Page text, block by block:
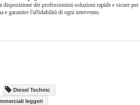
disposizione dei professionisti soluzioni rapide e sicure per
e garantire l'affidabilità di ogni intervento.
Diesel Technic
leggeri